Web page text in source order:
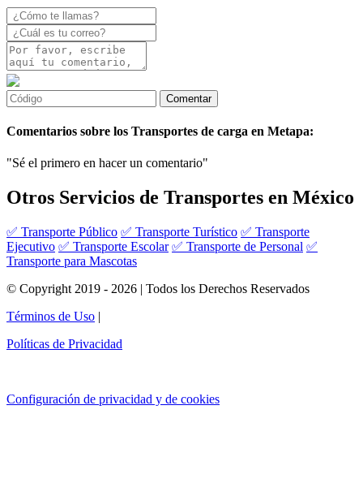
Comentarios sobre los Transportes de carga en Metapa:
"Sé el primero en hacer un comentario"
Otros Servicios de Transportes en México
✅ Transporte Público ✅ Transporte Turístico ✅ Transporte
Ejecutivo ✅ Transporte Escolar ✅ Transporte de Personal ✅
Transporte para Mascotas
© Copyright 2019 - 2026 | Todos los Derechos Reservados
Términos de Uso |
Políticas de Privacidad
Configuración de privacidad y de cookies